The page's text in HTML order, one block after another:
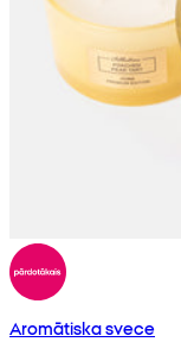
Aromātiska svece